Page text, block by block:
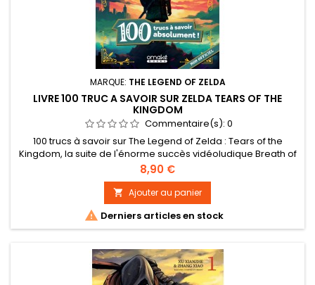
MARQUE: THE LEGEND OF ZELDA
LIVRE 100 TRUC A SAVOIR SUR ZELDA TEARS OF THE
KINGDOM
Commentaire(s): 0
100 trucs à savoir sur The Legend of Zelda : Tears of the
Kingdom, la suite de l'énorme succès vidéoludique Breath of
the Wild...
Prix
8,90 €
 Ajouter au panier
 Derniers articles en stock